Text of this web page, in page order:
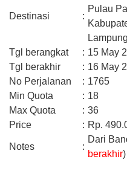
Destinasi :
Pulau
Tgl berangkat
: 15 May
Tgl berakhir
: 16 May
No Perjalanan
: 1765
Min Quota
: 18
Max Quota
: 36
Price
: Rp.
Notes :
Dari
berakhir)